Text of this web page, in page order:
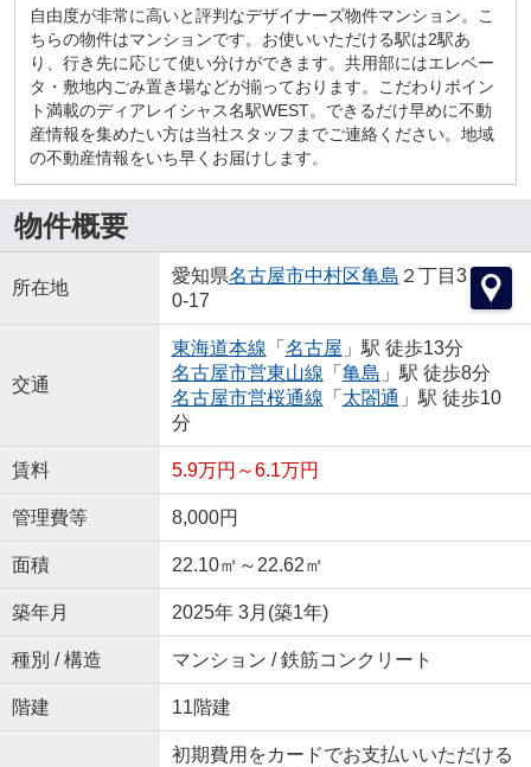
自由度が非常に高いと評判なデザイナーズ物件マンション。こ
ちらの物件はマンションです。お使いいただける駅は2駅あ
り、行き先に応じて使い分けができます。共用部にはエレベー
タ・敷地内ごみ置き場などが揃っております。こだわりポイン
ト満載のディアレイシャス名駅WEST。できるだけ早めに不動
産情報を集めたい方は当社スタッフまでご連絡ください。地域
の不動産情報をいち早くお届けします。
物件概要
所在地
愛知県名古屋市中村区亀島 ２丁目3
0-17
交通
東海道本線 「 名古屋 」駅 徒歩13分
名古屋市営東山線 「 亀島 」駅 徒歩8分
名古屋市営桜通線 「 太閤通 」駅 徒歩10
分
賃料 5.9万円～6.1万円
管理費等 8,000円
面積 22.10㎡～22.62㎡
築年月 2025年 3月(築1年)
種別 / 構造 マンション / 鉄筋コンクリート
階建 11階建
初期費用をカードでお支払いいただける